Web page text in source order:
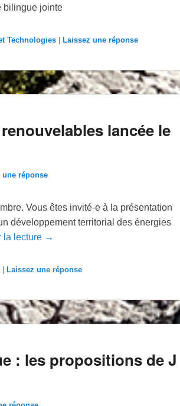
bilingue jointe
Technologies | Laissez une réponse
lancée le
une réponse
Vous êtes invité-e à la présentation
développement territorial des énergies
la lecture →
Laissez une réponse
: les propositions de J